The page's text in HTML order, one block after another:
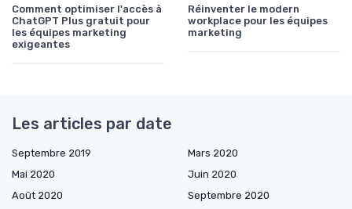
Comment optimiser l'accès à
ChatGPT Plus gratuit pour
les équipes marketing
exigeantes
Réinventer le modern
workplace pour les équipes
marketing
Les articles par date
Septembre 2019
Mars 2020
Mai 2020
Juin 2020
Août 2020
Septembre 2020